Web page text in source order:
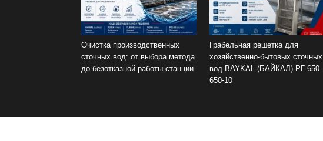
Очистка производственных
сточных вод: от выбора метода
до безотказной работы станции
Грабельная решетка для
хозяйственно-бытовых сточных
вод BAYKAL (БАЙКАЛ)-РГ-650-
650-10